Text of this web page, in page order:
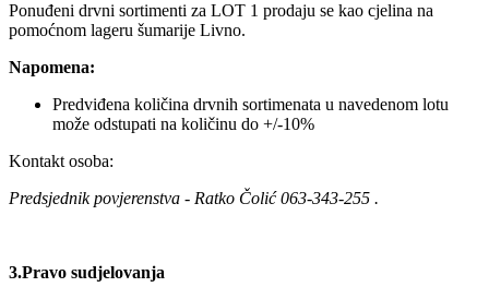
Ponuđeni drvni sortimenti za LOT 1 prodaju se kao cjelina na
pomoćnom lageru šumarije Livno.
Napomena:
Predviđena količina drvnih sortimenata u navedenom lotu
može odstupati na količinu do +/-10%
Kontakt osoba:
Predsjednik povjerenstva - Ratko Čolić 063-343-255 .
3.Pravo sudjelovanja